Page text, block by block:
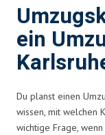
ein
Du planst einen
wissen, mit welchen
wichtige Frage,